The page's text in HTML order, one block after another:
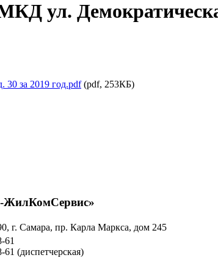
ул.
30 за 2019 год.pdf(pdf, 253КБ)
г. Самара, пр. Карла Маркса, дом 245
61
61 (диспетчерская)